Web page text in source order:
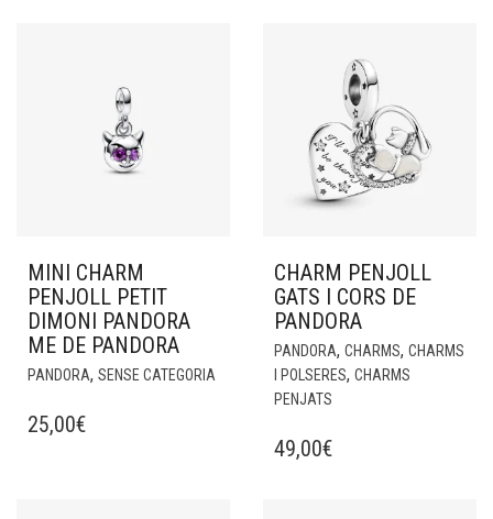
MINI CHARM
PENJOLL PETIT
DIMONI PANDORA
ME DE PANDORA
PANDORA, SENSE CATEGORIA
25,00€
CHARM PENJOLL
GATS I CORS DE
PANDORA
PANDORA, CHARMS, CHARMS
I POLSERES, CHARMS
PENJATS
49,00€